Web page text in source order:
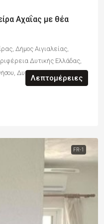
Αχαΐας με θέα
Δήμος Αιγιαλείας,
Δυτικής Ελλάδας,
Δυτικής Ελλάδας και
Λεπτομέρειες
FR-1